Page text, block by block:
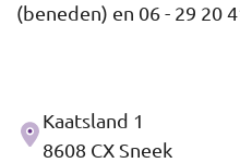
(beneden) en 06 - 29 20
Adres
Kaatsland 1
8608 CX Sneek